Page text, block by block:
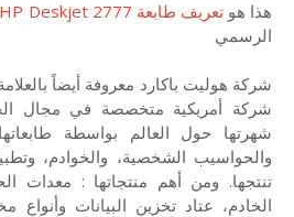
هذا هوتعريف طابعة HP Deskjet 2777
الرسمي
شركة أمريكية متخصصة في مجال
شهرتها حول العالم بواسطة
والحواسيب الشخصية، والخوادم،
تنتجها. ومن أهم منتجاتها : معدات
الخادم، عتاد تخزين البيانات